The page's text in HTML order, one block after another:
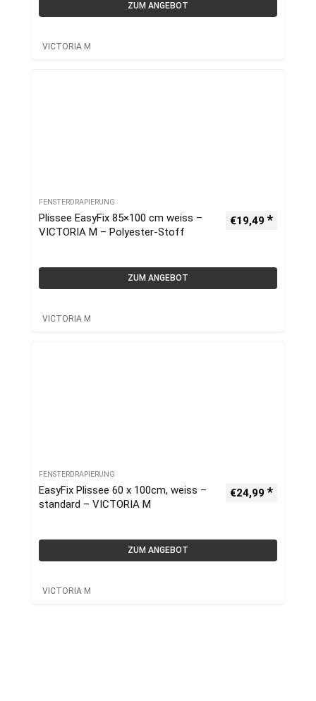
ZUM ANGEBOT
VICTORIA M
FENSTERDRAPIERUNG
Plissee EasyFix 85×100 cm weiss –
VICTORIA M – Polyester-Stoff
€19,49
ZUM ANGEBOT
VICTORIA M
FENSTERDRAPIERUNG
EasyFix Plissee 60 x 100cm, weiss –
standard – VICTORIA M
€24,99
ZUM ANGEBOT
VICTORIA M